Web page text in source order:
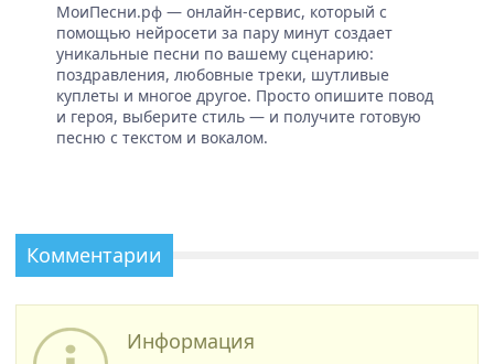
МоиПесни.рф — онлайн-сервис, который с
помощью нейросети за пару минут создает
уникальные песни по вашему сценарию:
поздравления, любовные треки, шутливые
куплеты и многое другое. Просто опишите повод
и героя, выберите стиль — и получите готовую
песню с текстом и вокалом.
Комментарии
Информация